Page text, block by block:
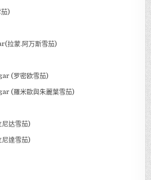
)
拉蒙.阿万斯雪茄)
(罗密欧雪茄)
(羅米歐與朱麗葉雪茄)
达雪茄)
達雪茄)